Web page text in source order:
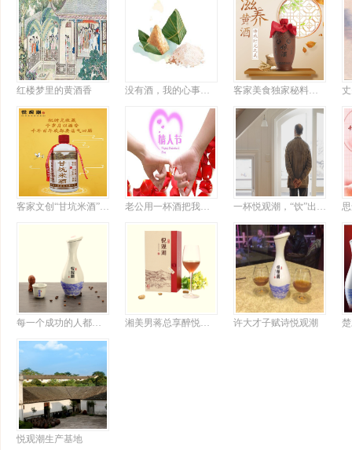
红楼梦里的黄酒香 没有酒，我的心事比粽子难消化 客家美食独家秘料揭晓，想吃粤菜有它就够了
客家文创“甘坑米酒”上新，或成行业标杆 老公用一杯酒把我搞定 一杯悦观潮，“饮”出半世情
每一个成功的人都有自己的悦观潮情怀 湘美男蒋总享醉悦观潮诗意大发 许大才子赋诗悦观潮
悦观潮生产基地